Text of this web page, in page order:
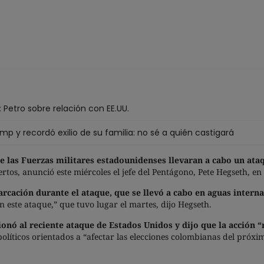
sobre relación con EE.UU.
y recordó exilio de su familia: no sé a quién castigará
las Fuerzas militares estadounidenses llevaran a cabo un
anunció este miércoles el jefe del Pentágono, Pete Hegseth,
durante el ataque, que se llevó a cabo en aguas
ataque,” que tuvo lugar el martes, dijo Hegseth.
al reciente ataque de Estados Unidos y dijo que la acción
orientados a “afectar las elecciones colombianas del